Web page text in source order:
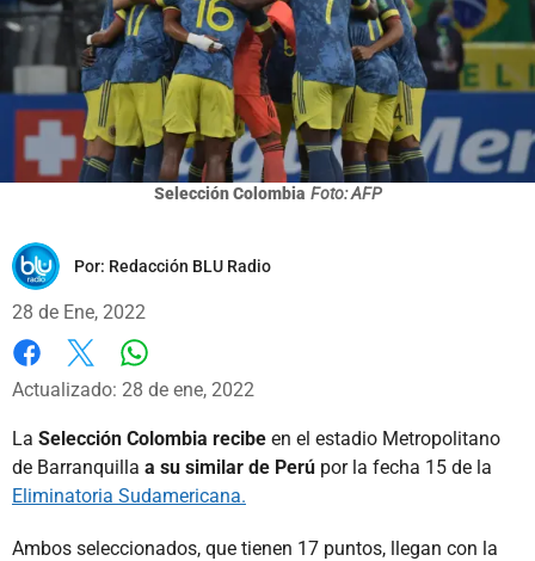
Selección Colombia Foto: AFP
Por: Redacción BLU Radio
28 de Ene, 2022
Facebook
X
Actualizado: 28 de ene, 2022
La Selección Colombia recibe en el estadio Metropolitano
de Barranquilla a su similar de Perú por la fecha 15 de la
Eliminatoria Sudamericana.
Ambos seleccionados, que tienen 17 puntos, llegan con la